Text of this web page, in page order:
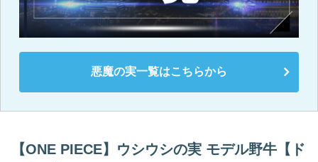
悪魔の実一覧はこちらから
【ONE PIECE】ウシウシの実 モデル野牛【ド